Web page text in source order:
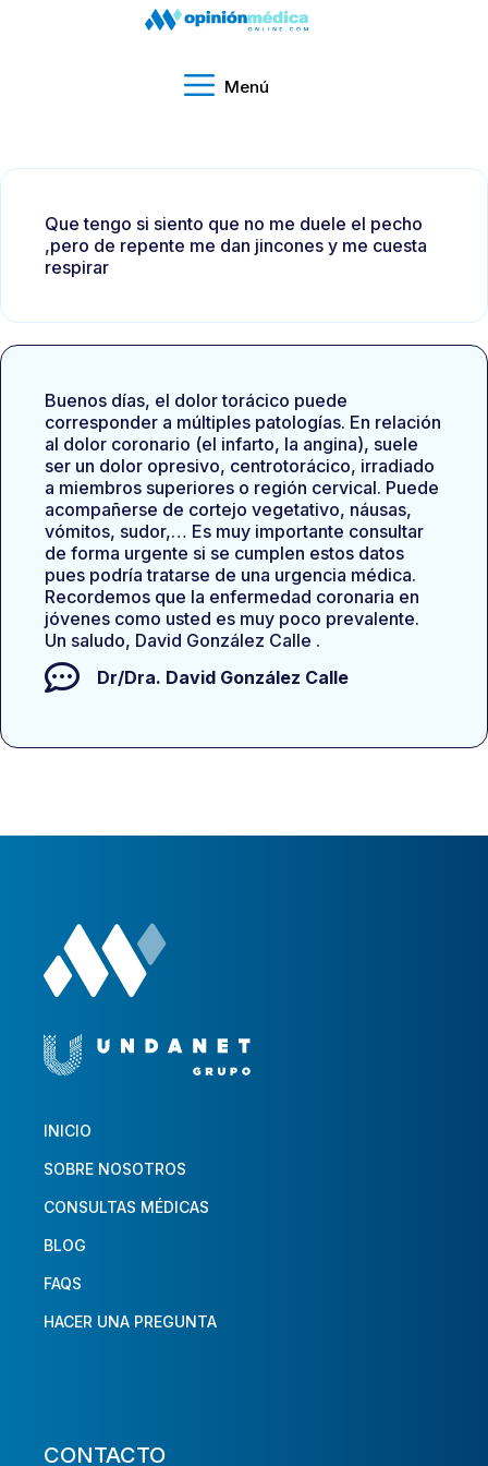
Menú
Que tengo si siento que no me duele el pecho
,pero de repente me dan jincones y me cuesta
respirar
Buenos días, el dolor torácico puede
corresponder a múltiples patologías. En relación
al dolor coronario (el infarto, la angina), suele
ser un dolor opresivo, centrotorácico, irradiado
a miembros superiores o región cervical. Puede
acompañerse de cortejo vegetativo, náusas,
vómitos, sudor,… Es muy importante consultar
de forma urgente si se cumplen estos datos
pues podría tratarse de una urgencia médica.
Recordemos que la enfermedad coronaria en
jóvenes como usted es muy poco prevalente.
Un saludo, David González Calle .
Dr/Dra. David González Calle
INICIO
SOBRE NOSOTROS
CONSULTAS MÉDICAS
BLOG
FAQS
HACER UNA PREGUNTA
CONTACTO